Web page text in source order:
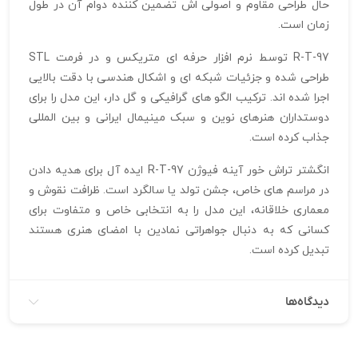
حال طراحی مقاوم و اصولی‌ اش تضمین‌ کننده دوام آن در طول
زمان است.
R-T-97 توسط نرم‌ افزار حرفه‌ ای متریکس و در فرمت STL
طراحی شده و جزئیات شبکه‌ ای و اشکال هندسی با دقت بالایی
اجرا شده‌ اند. ترکیب الگو های گرافیکی و گل‌ دار، این مدل را برای
دوستداران هنرهای نوین و سبک مینیمال ایرانی و بین‌ المللی
جذاب کرده است.
انگشتر تراش خور آینه فیوژن R-T-97 ایده‌ آل برای هدیه دادن
در مراسم‌ های خاص، جشن تولد یا سالگرد است. ظرافت نقوش و
معماری خلاقانه، این مدل را به انتخابی خاص و متفاوت برای
کسانی که به دنبال جواهراتی نمادین با امضای هنری هستند
تبدیل کرده است.
دیدگاه‌ها